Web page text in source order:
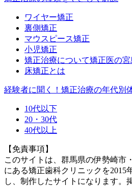
ワイヤー矯正
裏側矯正
マウスピース矯正
小児矯正
矯正治療について矯正医の
床矯正とは
経験者に聞く！矯正治療の年代別
10代以下
20・30代
40代以上
【免責事項】
このサイトは、群馬県の伊勢崎市
にある矯正歯科クリニックを2015
し、制作したサイトになります。